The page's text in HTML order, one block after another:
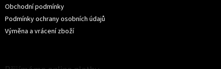
Obchodní podmínky
Podmínky ochrany osobních údajů
Výměna a vrácení zboží